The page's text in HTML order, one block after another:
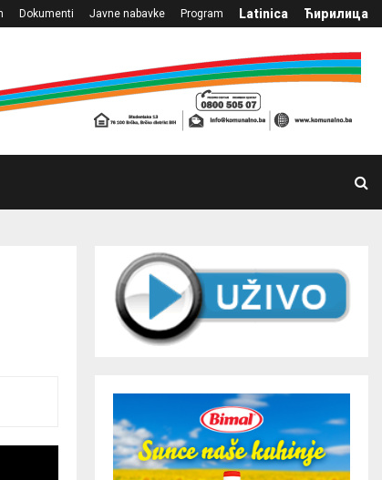
Dokumenti Javne nabavke Program Latinica Ћирилица